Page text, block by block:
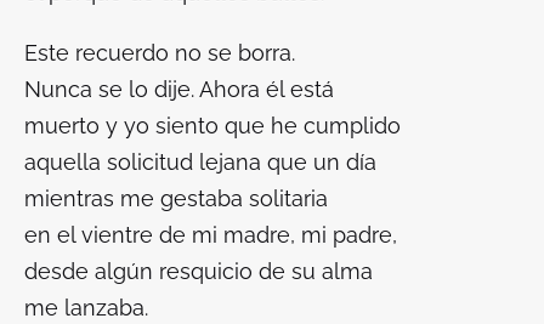
Este recuerdo no se borra.
Nunca se lo dije. Ahora él está
muerto y yo siento que he cumplido
aquella solicitud lejana que un día
mientras me gestaba solitaria
en el vientre de mi madre, mi padre,
desde algún resquicio de su alma
me lanzaba.